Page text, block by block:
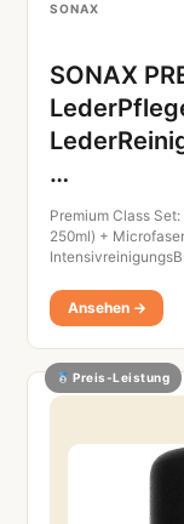
SONAX
SONAX
…
Premium Class
250ml) +
Ansehen →
Preis-Leistung